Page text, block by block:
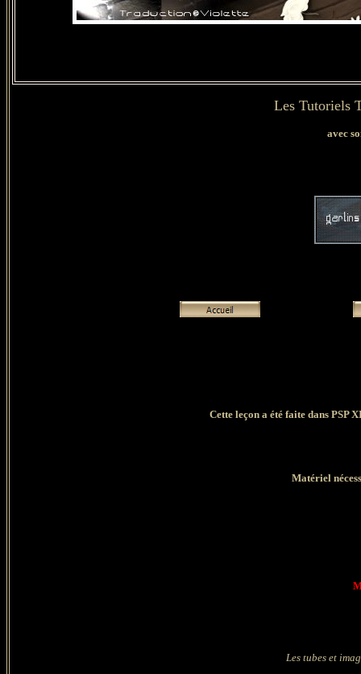
Les Tutoriels
avec
Cette leçon a été faite dans PSP
Matériel
Les tubes et